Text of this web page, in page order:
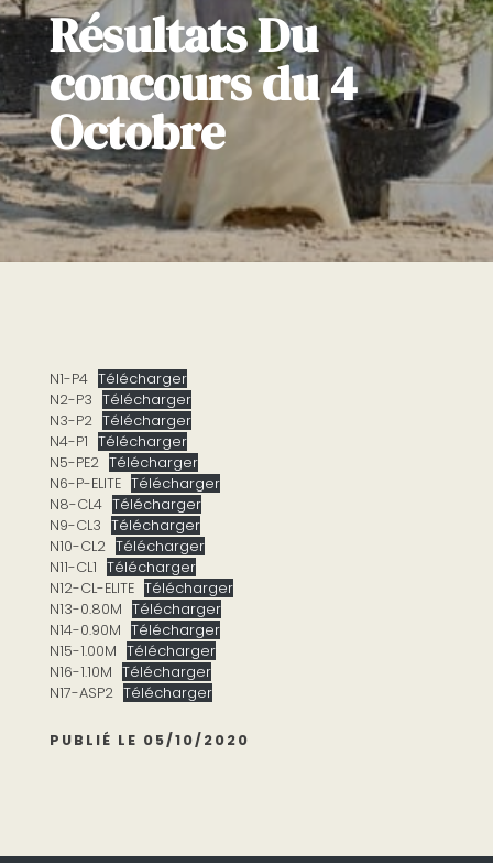
Résultats Du
concours du 4
Octobre
N1-P4 Télécharger
N2-P3
Télécharger
N3-P2 Télécharger
N4-P1
Télécharger
N5-PE2 Télécharger
N6-P-ELITE Télécharger
N8-CL4 Télécharger
N9-CL3
Télécharger
N10-CL2 Télécharger
N11-CL1
Télécharger
N12-CL-ELITE Télécharger
N13-0.80M
Télécharger
N14-0.90M
Télécharger
N15-1.00M
Télécharger
N16-1.10M
Télécharger
N17-ASP2 Télécharger
PUBLIÉ LE 05/10/2020